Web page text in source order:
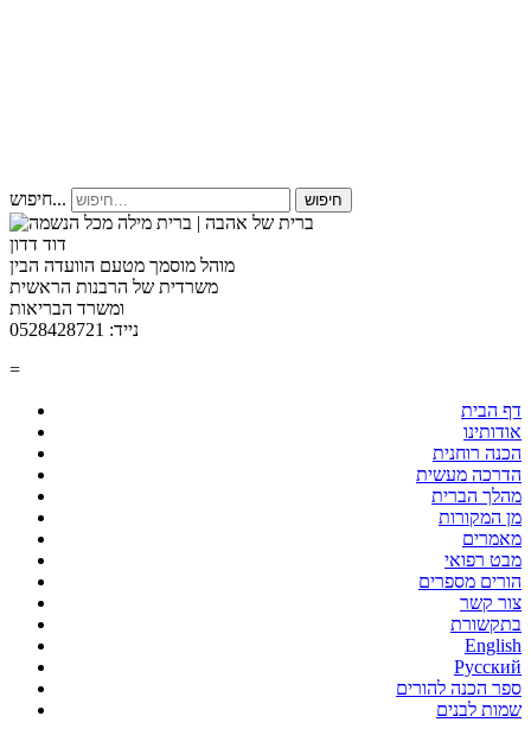
חיפוש... חיפוש
דוד דדון
מוהל מוסמך מטעם הוועדה הבין
משרדית של הרבנות הראשית
ומשרד הבריאות
נייד: 0528428721
=
דף הבית
אודותינו
הכנה רוחנית
הדרכה מעשית
מהלך הברית
מן המקורות
מאמרים
מבט רפואי
הורים מספרים
צור קשר
בתקשורת
English
Русский
ספר הכנה להורים
שמות לבנים